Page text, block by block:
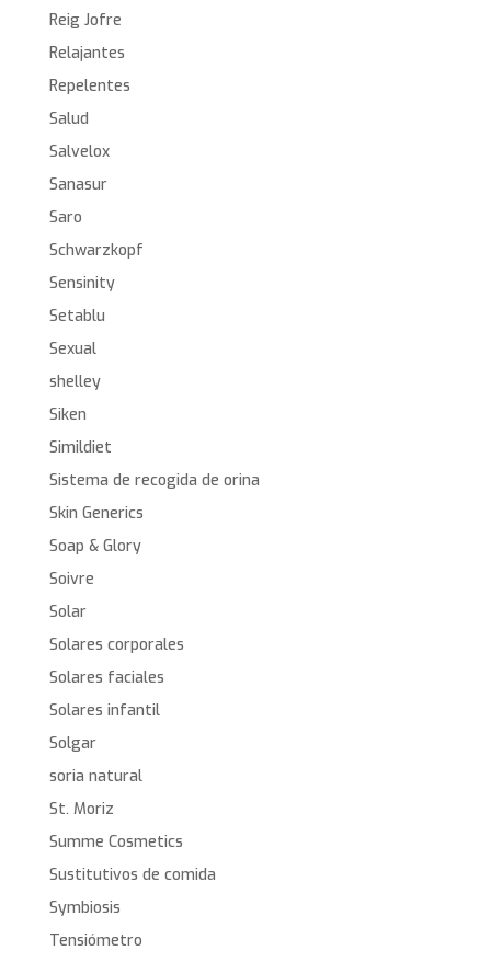
Reig Jofre
Relajantes
Repelentes
Salud
Salvelox
Sanasur
Saro
Schwarzkopf
Sensinity
Setablu
Sexual
shelley
Siken
Simildiet
Sistema de recogida de orina
Skin Generics
Soap & Glory
Soivre
Solar
Solares corporales
Solares faciales
Solares infantil
Solgar
soria natural
St. Moriz
Summe Cosmetics
Sustitutivos de comida
Symbiosis
Tensiómetro